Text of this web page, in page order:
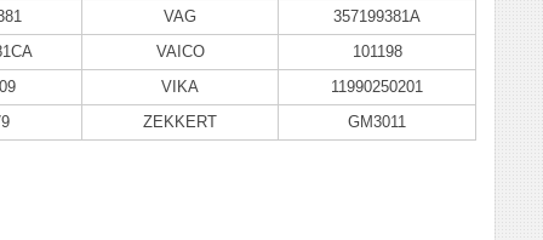
VAG
357199381A
VAICO
101198
VIKA
11990250201
ZEKKERT
GM3011